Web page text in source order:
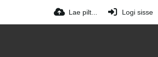
Lae pilt... Logi sisse